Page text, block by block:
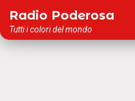
contenuto
Radio Poderosa
Tutti i colori del mondo